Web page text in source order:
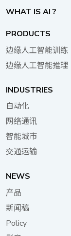
的灵活性。它
松更新、配置
安全修补程序
移机制，具有
统恢复以及硬
M.2 储存。
态模式」，当
操作系统；以
新启动到黄金
140 上启用
止停机，为营
工厂环境中私
存取物理装置
信赖的营运环
DDR5 4800 插
留了多个扩充
提供额外的无
一个用于 AI 卡
选择，核心数
5G FR1 无线
FR2，也就是
术。5G 模块的
Fi 6 则能实现
提供 12 个铜质
功能，轻松驱
5G 调制解调
1163 的一大亮
理型交换器。
理上的重担，
1163，正是服
在瞬息万变的
越的适应能力
1163，采用最
资源池，让 IT
各种情境下的
备。 对于正在
下几点至关重
能否满足关键
的支持度，以
用，5G FWA
级、工业级和
注于不同的特
能充分展现 5G
个等级 5G FWA 的特性。
性 属性等级 带宽 效能 运算 (AI) 延迟 可靠性 切片 安
★ ★ ★ - 企业级 ★★ ★★★ ★★★★★ ★★★
★★★★★ ★★
级 ★★★★★★ ★★★ ★★★★★ ★ ★★★ ★★★
★★★ ★★★★★ ★★★ IP5xIP6x
★★★★★
WHAT IS AI ?
PRODUCTS
边缘人工智能训练
边缘人工智能推理
INDUSTRIES
自动化
网络通讯
智能城市
交通运输
NEWS
产品
新闻稿
Policy